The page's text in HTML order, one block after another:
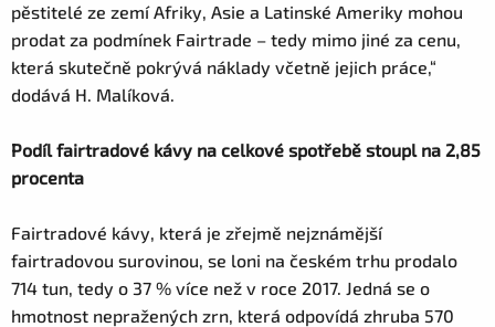
pěstitelé ze zemí Afriky, Asie a Latinské Ameriky mohou
prodat za podmínek Fairtrade – tedy mimo jiné za cenu,
která skutečně pokrývá náklady včetně jejich práce,“
dodává H. Malíková.
Podíl fairtradové kávy na celkové spotřebě stoupl na 2,85
procenta
Fairtradové kávy, která je zřejmě nejznámější
fairtradovou surovinou, se loni na českém trhu prodalo
714 tun, tedy o 37 % více než v roce 2017. Jedná se o
hmotnost nepražených zrn, která odpovídá zhruba 570